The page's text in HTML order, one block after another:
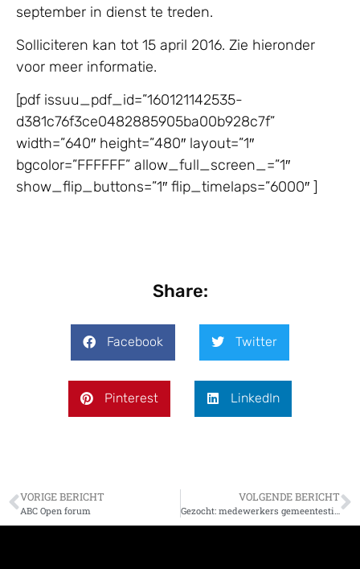
september in dienst te treden.
Solliciteren kan tot 15 april 2016. Zie hieronder
voor meer informatie.
[pdf issuu_pdf_id=”160121142535-
d381c76f3ce0482885905ba00b928c7f”
width=”640″ height=”480″ layout=”1″
bgcolor=”FFFFFF” allow_full_screen_=”1″
show_flip_buttons=”1″ flip_timelaps=”6000″ ]
Share:
Facebook Twitter
Pinterest LinkedIn
VORIGE BERICHT
ABC Open forum
VOLGENDE BERICHT